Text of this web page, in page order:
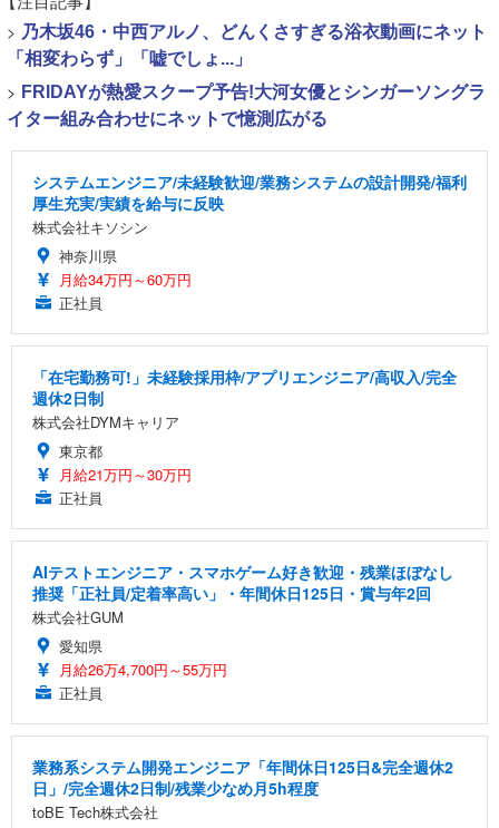
> 乃木坂46・中西アルノ、どんくさすぎる浴衣動画にネット
「相変わらず」「嘘でしょ...」
> FRIDAYが熱愛スクープ予告!大河女優とシンガーソングラ
イター組み合わせにネットで憶測広がる
システムエンジニア/未経験歓迎/業務システムの設計開発/福利
厚生充実/実績を給与に反映
株式会社キソシン
神奈川県
月給34万円～60万円
正社員
「在宅勤務可!」未経験採用枠/アプリエンジニア/高収入/完全
週休2日制
株式会社DYMキャリア
東京都
月給21万円～30万円
正社員
AIテストエンジニア・スマホゲーム好き歓迎・残業ほぼなし
推奨「正社員/定着率高い」・年間休日125日・賞与年2回
株式会社GUM
愛知県
月給26万4,700円～55万円
正社員
業務系システム開発エンジニア「年間休日125日&完全週休2
日」/完全週休2日制/残業少なめ月5h程度
toBE Tech株式会社